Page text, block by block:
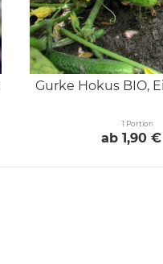
Gurke Hokus BIO,
1 Portion
ab 1,90